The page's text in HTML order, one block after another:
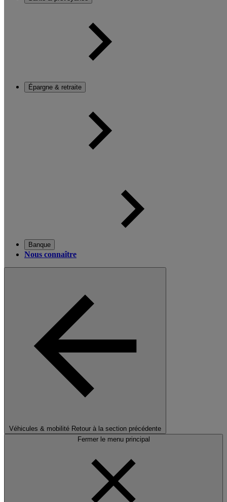
Épargne & retraite
Banque
Nous connaître
Véhicules & mobilité Retour à la section précédente
Fermer le menu principal